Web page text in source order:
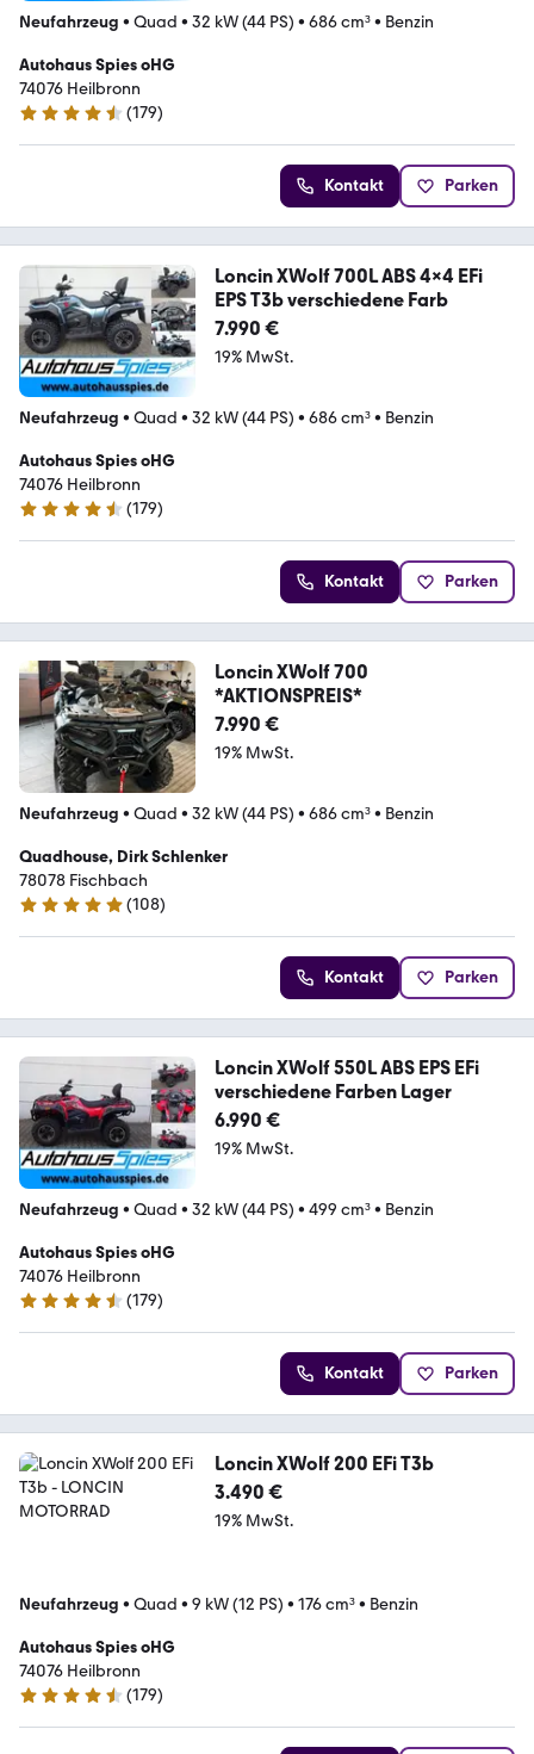
Neufahrzeug • Quad • 32 kW (44 PS) • 686 cm³• Benzin
Autohaus Spies oHG
74076 Heilbronn
4.5 Sterne
(179)
Kontakt Parken
Loncin XWolf 700L ABS 4x4 EFi
EPS T3b verschiedene Farb
7.990 €
19% MwSt.
Neufahrzeug • Quad • 32 kW (44 PS) • 686 cm³• Benzin
Autohaus Spies oHG
74076 Heilbronn
4.5 Sterne
(179)
Kontakt Parken
Loncin XWolf 700
*AKTIONSPREIS*
7.990 €
19% MwSt.
Neufahrzeug • Quad • 32 kW (44 PS) • 686 cm³• Benzin
Quadhouse, Dirk Schlenker
78078 Fischbach
4.8 Sterne
(108)
Kontakt Parken
Loncin XWolf 550L ABS EPS EFi
verschiedene Farben Lager
6.990 €
19% MwSt.
Neufahrzeug • Quad • 32 kW (44 PS) • 499 cm³• Benzin
Autohaus Spies oHG
74076 Heilbronn
4.5 Sterne
(179)
Kontakt Parken
Loncin XWolf 200 EFi T3b
3.490 €
19% MwSt.
Neufahrzeug • Quad • 9 kW (12 PS) • 176 cm³• Benzin
Autohaus Spies oHG
74076 Heilbronn
4.5 Sterne
(179)